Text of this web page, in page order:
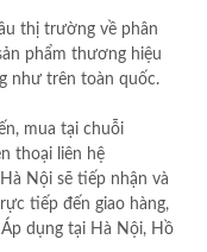
thị trường về phân
phẩm thương hiệu
như trên toàn quốc.
mua tại chuỗi
thoại liên hệ
Nội sẽ tiếp nhận và
tiếp đến giao hàng,
dụng tại Hà Nội, Hồ